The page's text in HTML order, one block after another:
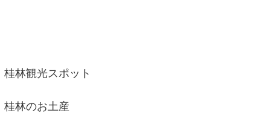
桂林観光スポット
桂林のお土産